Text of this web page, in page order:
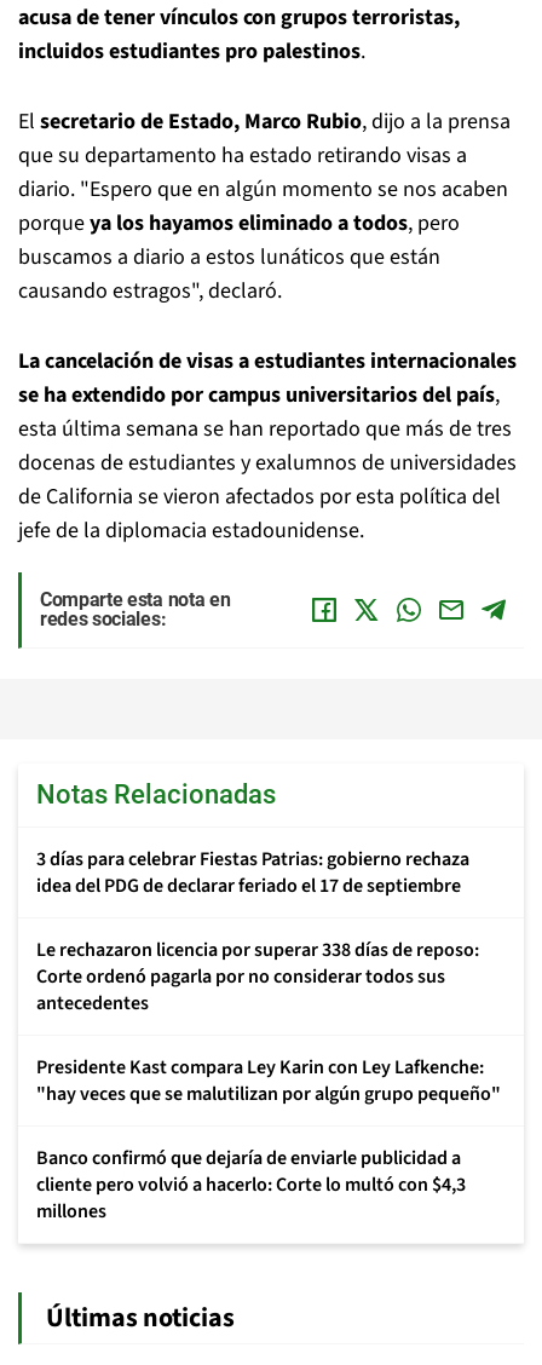
acusa de tener vínculos con grupos terroristas,
incluidos estudiantes pro palestinos.
El secretario de Estado, Marco Rubio, dijo a la prensa
que su departamento ha estado retirando visas a
diario. "Espero que en algún momento se nos acaben
porqueya los hayamos eliminado a todos, pero
buscamos a diario a estos lunáticos que están
causando estragos", declaró.
La cancelación de visas a estudiantes internacionales
se ha extendido por campus universitarios del país,
esta última semana se han reportado que más de tres
docenas de estudiantes y exalumnos de universidades
de California se vieron afectados por esta política del
jefe de la diplomacia estadounidense.
Comparte esta nota en
redes sociales:
Notas Relacionadas
3 días para celebrar Fiestas Patrias: gobierno rechaza
idea del PDG de declarar feriado el 17 de septiembre
Le rechazaron licencia por superar 338 días de reposo:
Corte ordenó pagarla por no considerar todos sus
antecedentes
Presidente Kast compara Ley Karin con Ley Lafkenche:
"hay veces que se malutilizan por algún grupo pequeño"
Banco confirmó que dejaría de enviarle publicidad a
cliente pero volvió a hacerlo: Corte lo multó con $4,3
millones
Últimas noticias